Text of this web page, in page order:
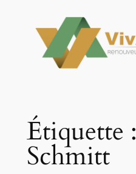
contenu
Étiquette :
Schmitt